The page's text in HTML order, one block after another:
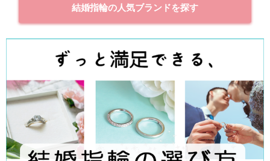
結婚指輪の人気ブランドを探す